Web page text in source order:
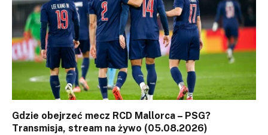
Gdzie obejrzeć mecz RCD Mallorca – PSG?
Transmisja, stream na żywo (05.08.2026)